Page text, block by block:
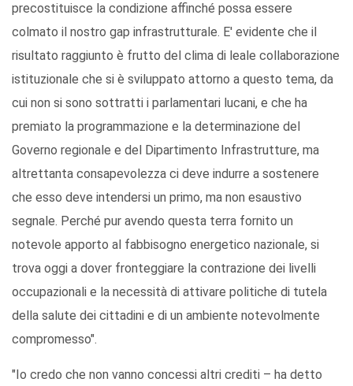
precostituisce la condizione affinché possa essere
colmato il nostro gap infrastrutturale. E' evidente che il
risultato raggiunto è frutto del clima di leale collaborazione
istituzionale che si è sviluppato attorno a questo tema, da
cui non si sono sottratti i parlamentari lucani, e che ha
premiato la programmazione e la determinazione del
Governo regionale e del Dipartimento Infrastrutture, ma
altrettanta consapevolezza ci deve indurre a sostenere
che esso deve intendersi un primo, ma non esaustivo
segnale. Perché pur avendo questa terra fornito un
notevole apporto al fabbisogno energetico nazionale, si
trova oggi a dover fronteggiare la contrazione dei livelli
occupazionali e la necessità di attivare politiche di tutela
della salute dei cittadini e di un ambiente notevolmente
compromesso".
"Io credo che non vanno concessi altri crediti – ha detto